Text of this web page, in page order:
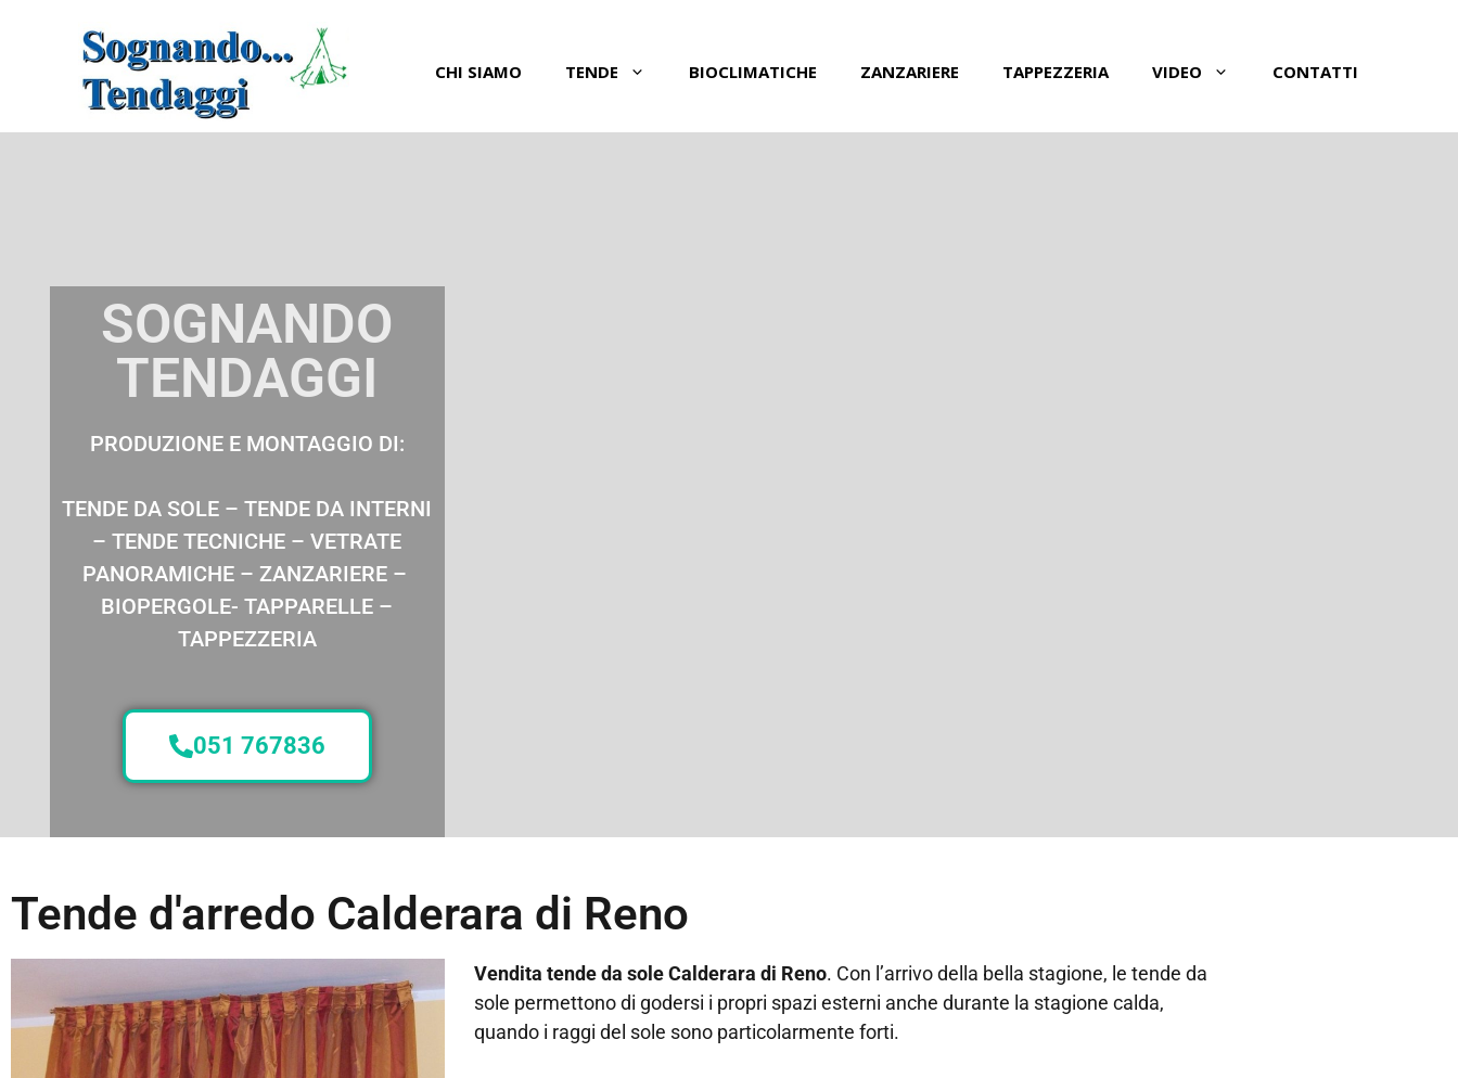
CHI SIAMO TENDE BIOCLIMATICHE ZANZARIERE TAPPEZZERIA VIDEO CONTATTI
SOGNANDO
TENDAGGI
PRODUZIONE E MONTAGGIO DI:
TENDE DA SOLE – TENDE DA INTERNI
– TENDE TECNICHE – VETRATE
PANORAMICHE – ZANZARIERE –
BIOPERGOLE- TAPPARELLE –
TAPPEZZERIA
051 767836
Tende d'arredo Calderara di Reno
Vendita tende da sole Calderara di Reno. Con l’arrivo della bella stagione, le tende da
sole permettono di godersi i propri spazi esterni anche durante la stagione calda,
quando i raggi del sole sono particolarmente forti.